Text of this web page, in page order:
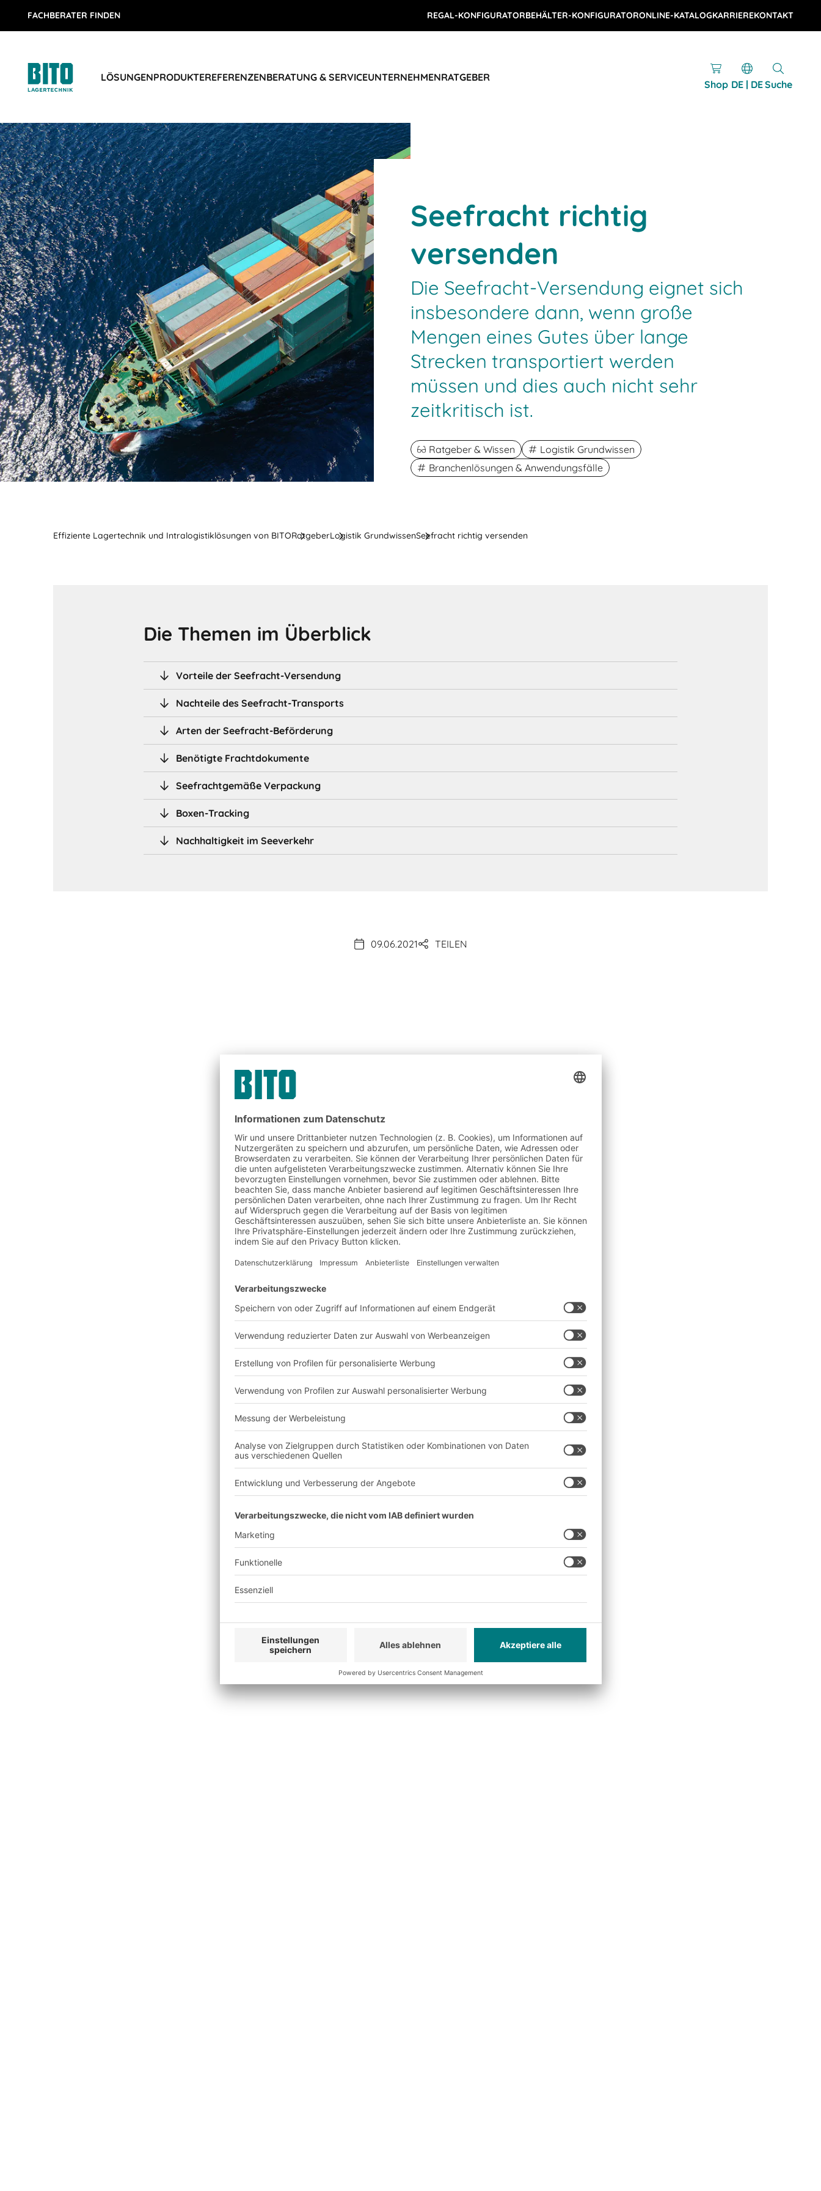
FACHBERATER FINDEN REGAL-KONFIGURATORBEHÄLTER-KONFIGURATORONLINE-KATALOGKARRIEREKONTAKT
LÖSUNGENPRODUKTEREFERENZENBERATUNG & SERVICEUNTERNEHMENRATGEBER
Shop DE | DESuche
Seefracht richtig
versenden
Die Seefracht-Versendung eignet sich
insbesondere dann, wenn große
Mengen eines Gutes über lange
Strecken transportiert werden
müssen und dies auch nicht sehr
zeitkritisch ist.
Ratgeber & Wissen
Logistik Grundwissen
Branchenlösungen & Anwendungsfälle
Effiziente Lagertechnik und Intralogistiklösungen von BITORatgeberLogistik GrundwissenSeefracht richtig versenden
Die Themen im Überblick
Vorteile der Seefracht-Versendung
Nachteile des Seefracht-Transports
Arten der Seefracht-Beförderung
Benötigte Frachtdokumente
Seefrachtgemäße Verpackung
Boxen-Tracking
Nachhaltigkeit im Seeverkehr
09.06.2021 TEILEN